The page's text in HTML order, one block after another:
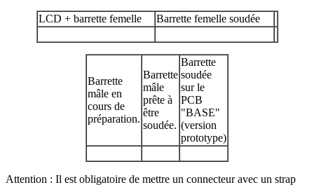
LCD + barrette femelle Barrette femelle soudée
Barrette
mâle en
cours de
préparation.
Barrette
mâle
prête à
être
soudée.
Barrette
soudée
sur le
PCB
"BASE"
(version
prototype)
Attention : Il est obligatoire de mettre un connecteur avec un strap